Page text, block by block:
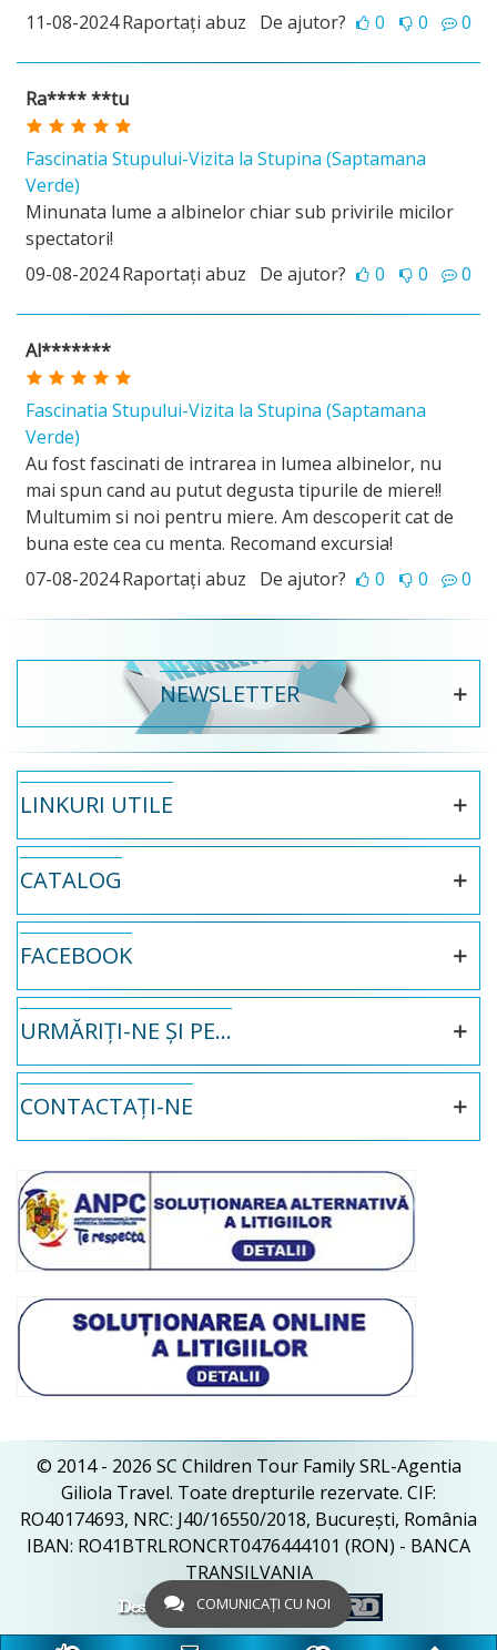
11-08-2024Raportați abuz De ajutor? 0 0 0
Ra**** **tu
Fascinatia Stupului-Vizita la Stupina (Saptamana
Verde)
Minunata lume a albinelor chiar sub privirile micilor
spectatori!
09-08-2024Raportați abuz De ajutor? 0 0 0
Al*******
Fascinatia Stupului-Vizita la Stupina (Saptamana
Verde)
Au fost fascinati de intrarea in lumea albinelor, nu
mai spun cand au putut degusta tipurile de miere!!
Multumim si noi pentru miere. Am descoperit cat de
buna este cea cu menta. Recomand excursia!
07-08-2024Raportați abuz De ajutor? 0 0 0
NEWSLETTER
LINKURI UTILE
CATALOG
FACEBOOK
URMĂRIȚI-NE ȘI PE...
CONTACTAȚI-NE
© 2014 - 2026 SC Children Tour Family SRL-Agentia
Giliola Travel. Toate drepturile rezervate. CIF:
RO40174693, NRC: J40/16550/2018, București, România
IBAN: RO41BTRLRONCRT0476444101 (RON) - BANCA
TRANSILVANIA
COMUNICAȚI CU NOI